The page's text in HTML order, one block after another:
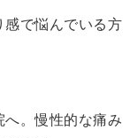
で悩んでいる方
。慢性的な痛み